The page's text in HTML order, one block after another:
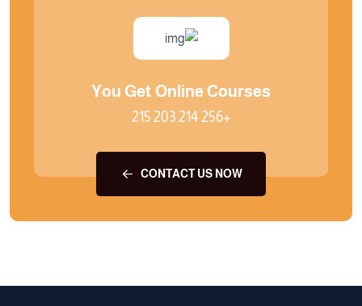
You Get Online Courses
+256 214 203 215
CONTACT US NOW